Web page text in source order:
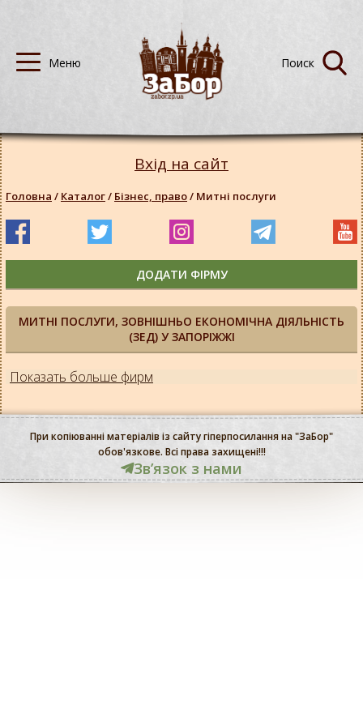
МИТНІ ПОСЛУГИ, ЗОВНІШНЬО ЕКОНОМІЧНА ДІЯЛЬНІСТЬ
(ЗЕД) У ЗАПОРІЖЖІ
Показать больше фирм
Вхід на сайт
Головна / Каталог/ Бізнес, право/ Митні послуги
ДОДАТИ ФІРМУ
При копіюванні матеріалів із сайту гіперпосилання на "ЗаБор"
обов'язкове. Всі права захищені!!!
Звʼязок з нами